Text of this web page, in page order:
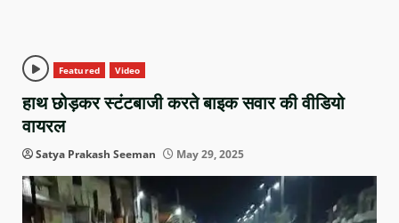
Featured Video
हाथ छोड़कर स्टंटबाजी करते बाइक सवार की वीडियो
वायरल
Satya Prakash Seeman May 29, 2025